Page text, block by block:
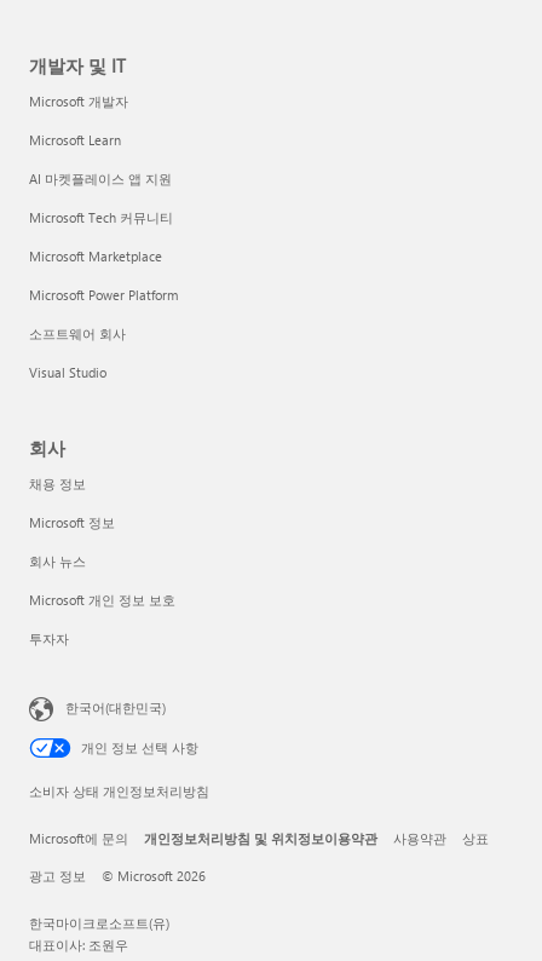
개발자 및 IT
Microsoft 개발자
Microsoft Learn
AI 마켓플레이스 앱 지원
Microsoft Tech 커뮤니티
Microsoft Marketplace
Microsoft Power Platform
소프트웨어 회사
Visual Studio
회사
채용 정보
Microsoft 정보
회사 뉴스
Microsoft 개인 정보 보호
투자자
한국어(대한민국)
개인 정보 선택 사항
소비자 상태 개인정보처리방침
Microsoft에 문의 개인정보처리방침 및 위치정보이용약관 사용약관 상표
광고 정보 © Microsoft 2026
한국마이크로소프트(유)
대표이사: 조원우